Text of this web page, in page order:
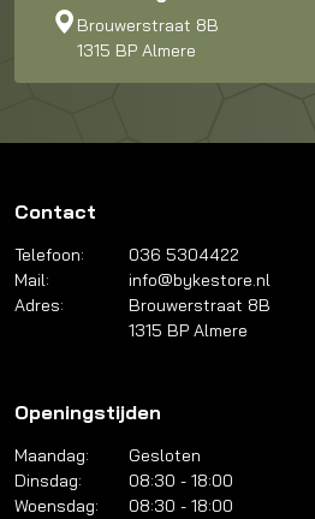
Brouwerstraat 8B
1315 BP Almere
Contact
Telefoon:
036 5304422
Mail:
info@bykestore.nl
Adres:
Brouwerstraat 8B
1315 BP Almere
Openingstijden
Maandag:
Gesloten
Dinsdag:
08:30 - 18:00
Woensdag:
08:30 - 18:00